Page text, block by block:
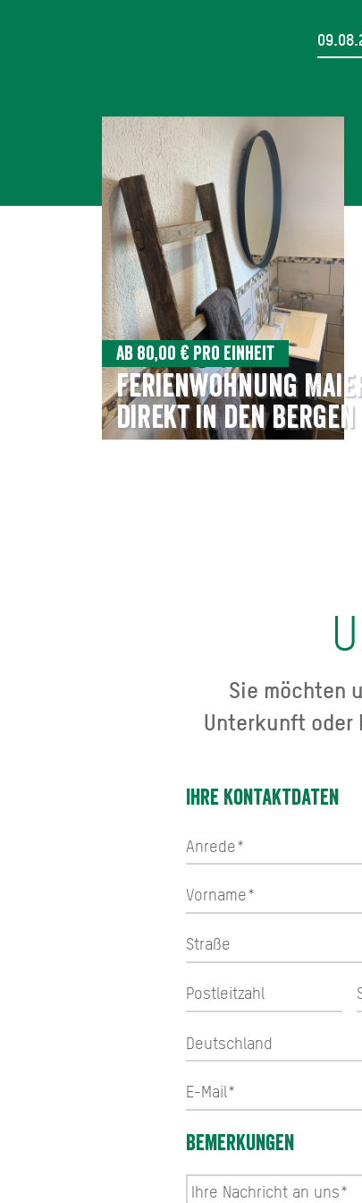
Ab 80,00 € pro Einheit
Ferienwohnung
direkt in den Bergen
Sie möchten
Unterkunft oder
Ihre Kontaktdaten
Bemerkungen